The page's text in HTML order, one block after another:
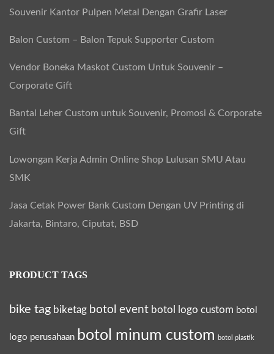
Souvenir Kantor Pulpen Metal Dengan Grafir Laser
Balon Custom – Balon Tepuk Supporter Custom
Vendor Boneka Maskot Custom Untuk Souvenir –
Corporate Gift
Bantal Leher Custom untuk Souvenir, Promosi & Corporate
Gift
Lowongan Kerja Admin Online Shop Lulusan SMU Atau
SMK
Jasa Cetak Power Bank Custom Dengan UV Printing di
Jakarta, Bintaro, Ciputat, BSD
PRODUCT TAGS
bike tag biketag botol event botol logo custom botol
logo perusahaan botol minum custom botol plastik